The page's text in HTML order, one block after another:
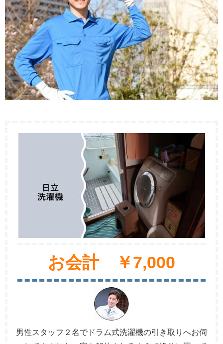
お会計 ￥7,000
男性スタッフ２名でドラム式洗濯機の引き取りへお伺